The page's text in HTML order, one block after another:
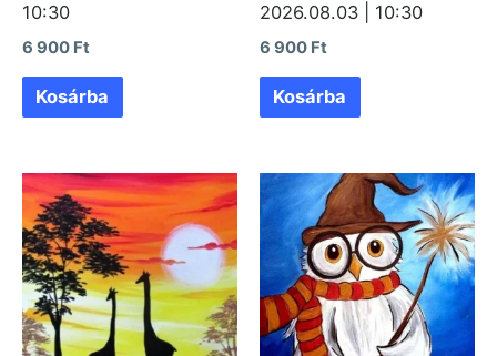
10:30
6 900 Ft
Kosárba
2026.08.03 | 10:30
6 900 Ft
Kosárba